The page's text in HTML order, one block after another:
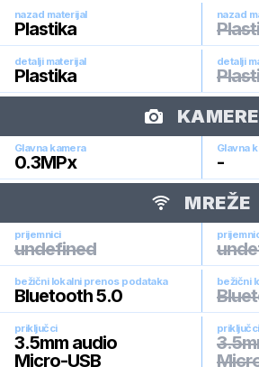
nazad materijal
Plastika
nazad
detalji materijal
Plastika
detalji
KAMERE
Glavna kamera
0.3MPx
Glavna
-
MREŽE
prijemnici
undefined
bežični lokalni prenos podataka
Bluetooth 5.0
bežični
priključci
3.5mm audio
Micro-USB
priključci